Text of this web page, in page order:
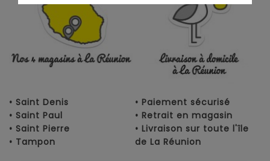
• Saint Denis
• Saint Paul
• Saint Pierre
• Tampon
• Paiement sécurisé
• Retrait en magasin
• Livraison sur toute l'île
de La Réunion